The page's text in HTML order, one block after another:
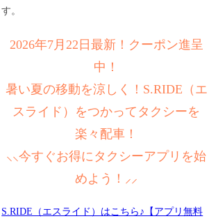
す。
2026年7月22日最新！クーポン進呈
中！
暑い夏の移動を涼しく！S.RIDE（エ
スライド）をつかってタクシーを
楽々配車！
⸜⸜今すぐお得にタクシーアプリを始
めよう！⸝⸝
S.RIDE（エスライド）はこちら♪【アプリ無料